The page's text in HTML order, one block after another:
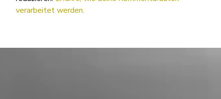
verarbeitet werden.